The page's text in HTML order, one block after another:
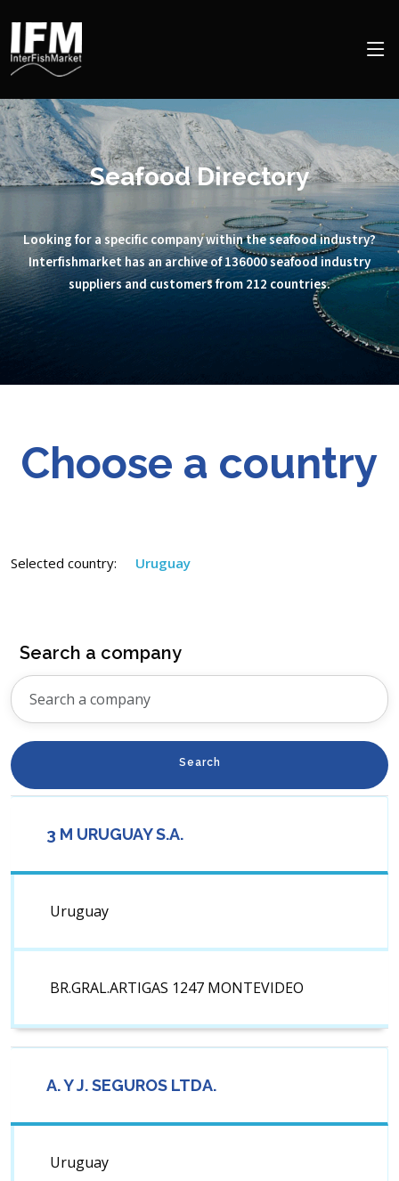
Seafood Directory
Looking for a specific company within the seafood industry?
Interfishmarket has an archive of 136000 seafood industry
suppliers and customers from 212 countries.
Choose a country
Selected country: Uruguay
Search a company
Search
3 M URUGUAY S.A.
Uruguay
BR.GRAL.ARTIGAS 1247 MONTEVIDEO
A. Y J. SEGUROS LTDA.
Uruguay